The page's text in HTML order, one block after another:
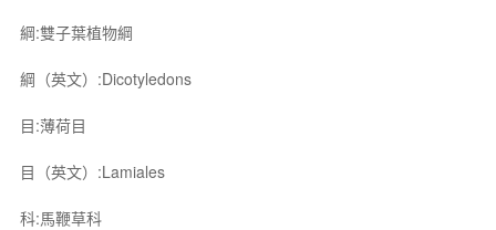
綱:雙子葉植物綱
綱（英文）:Dicotyledons
目:薄荷目
目（英文）:Lamiales
科:馬鞭草科